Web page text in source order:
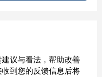
议与看法，帮助改善
到您的反馈信息后将